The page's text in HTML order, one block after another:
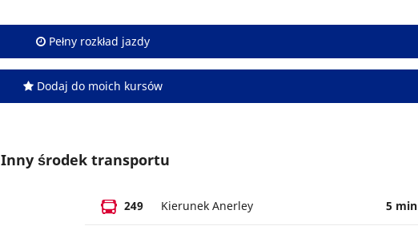
Pełny rozkład jazdy
Dodaj do moich kursów
Inny środek transportu
249 Kierunek Anerley 5 min